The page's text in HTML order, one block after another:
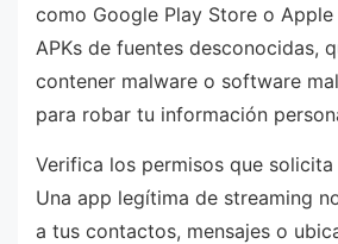
como Google Play Store o
APKs de fuentes desconocidas,
contener malware o software
para robar tu información
Verifica los permisos que
Una app legítima de streaming
a tus contactos, mensajes o